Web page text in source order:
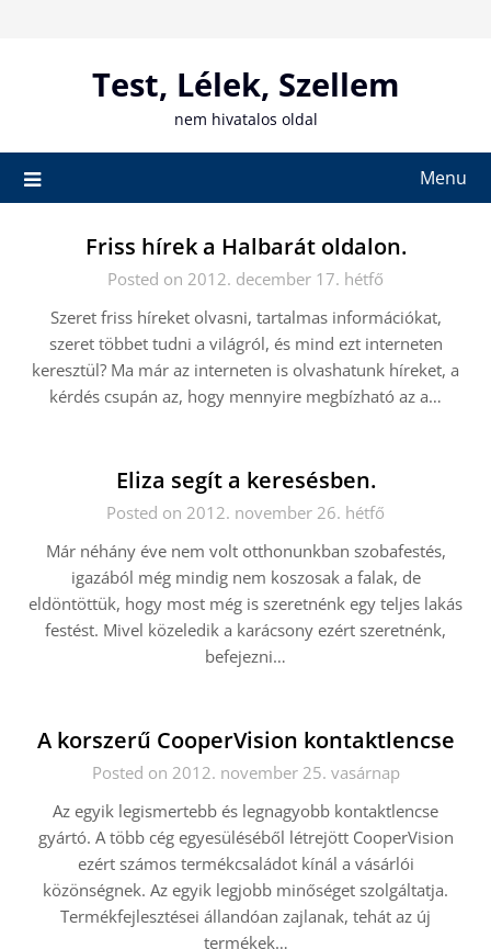
Test, Lélek, Szellem
nem hivatalos oldal
Menu
Friss hírek a Halbarát oldalon.
Posted on 2012. december 17. hétfő
Szeret friss híreket olvasni, tartalmas információkat,
szeret többet tudni a világról, és mind ezt interneten
keresztül? Ma már az interneten is olvashatunk híreket, a
kérdés csupán az, hogy mennyire megbízható az a…
Eliza segít a keresésben.
Posted on 2012. november 26. hétfő
Már néhány éve nem volt otthonunkban szobafestés,
igazából még mindig nem koszosak a falak, de
eldöntöttük, hogy most még is szeretnénk egy teljes lakás
festést. Mivel közeledik a karácsony ezért szeretnénk,
befejezni…
A korszerű CooperVision kontaktlencse
Posted on 2012. november 25. vasárnap
Az egyik legismertebb és legnagyobb kontaktlencse
gyártó. A több cég egyesüléséből létrejött CooperVision
ezért számos termékcsaládot kínál a vásárlói
közönségnek. Az egyik legjobb minőséget szolgáltatja.
Termékfejlesztései állandóan zajlanak, tehát az új
termékek…